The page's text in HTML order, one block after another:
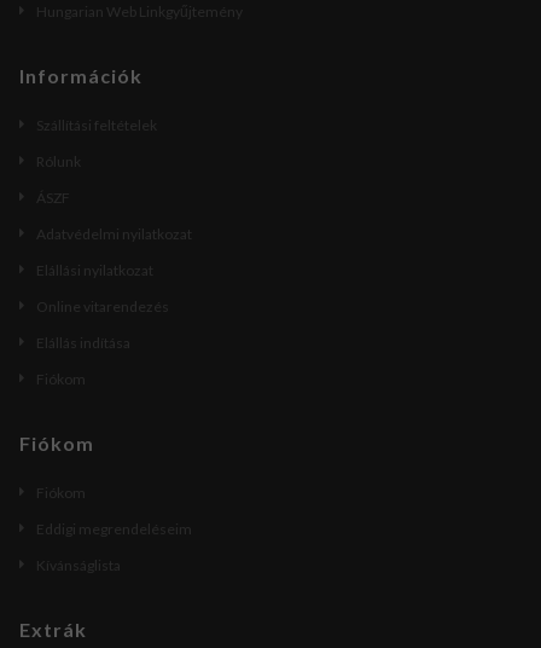
Hungarian Web Linkgyűjtemény
Információk
Szállítási feltételek
Rólunk
ÁSZF
Adatvédelmi nyilatkozat
Elállási nyilatkozat
Online vitarendezés
Elállás indítása
Fiókom
Fiókom
Fiókom
Eddigi megrendeléseim
Kívánságlista
Extrák